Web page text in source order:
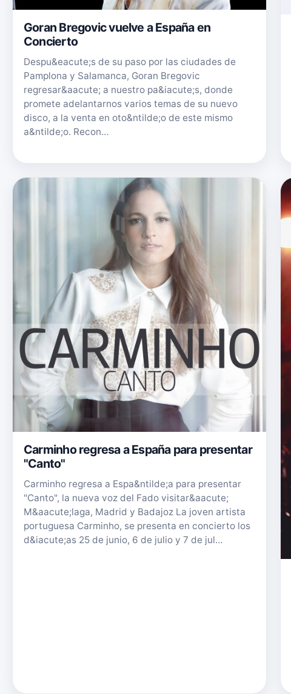
Goran Bregovic vuelve a España en
Concierto
Despu&eacute;s de su paso por las ciudades de
Pamplona y Salamanca, Goran Bregovic
regresar&aacute; a nuestro pa&iacute;s, donde
promete adelantarnos varios temas de su nuevo
disco, a la venta en oto&ntilde;o de este mismo
a&ntilde;o. Recon…
Carminho regresa a España para presentar
"Canto"
Carminho regresa a Espa&ntilde;a para presentar
"Canto", la nueva voz del Fado visitar&aacute;
M&aacute;laga, Madrid y Badajoz La joven artista
portuguesa Carminho, se presenta en concierto los
d&iacute;as 25 de junio, 6 de julio y 7 de jul…